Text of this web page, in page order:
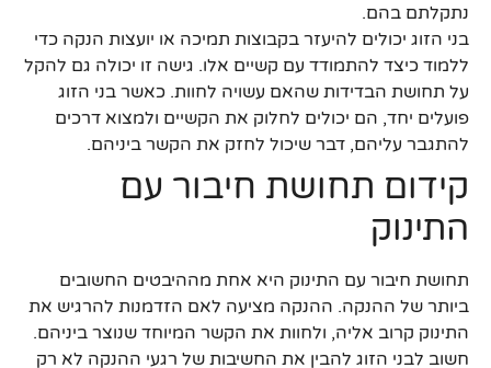
נתקלתם בהם.
בני הזוג יכולים להיעזר בקבוצות תמיכה או יועצות הנקה כדי
ללמוד כיצד להתמודד עם קשיים אלו. גישה זו יכולה גם להקל
על תחושת הבדידות שהאם עשויה לחוות. כאשר בני הזוג
פועלים יחד, הם יכולים לחלוק את הקשיים ולמצוא דרכים
להתגבר עליהם, דבר שיכול לחזק את הקשר ביניהם.
קידום תחושת חיבור עם
התינוק
תחושת חיבור עם התינוק היא אחת מההיבטים החשובים
ביותר של ההנקה. ההנקה מציעה לאם הזדמנות להרגיש את
התינוק קרוב אליה, ולחוות את הקשר המיוחד שנוצר ביניהם.
חשוב לבני הזוג להבין את החשיבות של רגעי ההנקה לא רק